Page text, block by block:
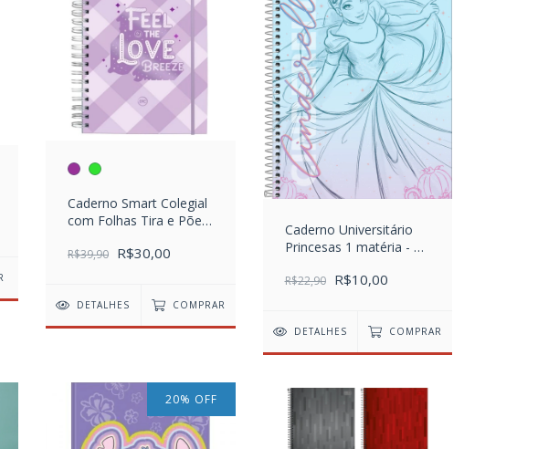
Caderno Smart Colegial
com Folhas Tira e Põe
R$39,90 R$30,00
DETALHES COMPRAR
Caderno Universitário
Princesas 1 matéria - 80
R$22,90 R$10,00
DETALHES COMPRAR
20% OFF